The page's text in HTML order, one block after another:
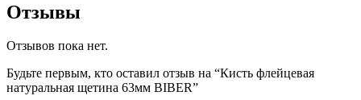
Отзывы
Отзывов пока нет.
Будьте первым, кто оставил отзыв на “Кисть флейцевая
натуральная щетина 63мм BIBER”